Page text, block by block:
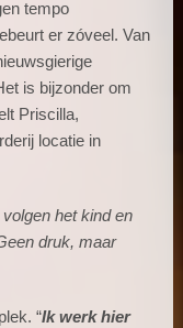
tempo
er zóveel. Van
is bijzonder om
Priscilla,
locatie in
volgen het kind en
druk, maar
“Ik werk hier